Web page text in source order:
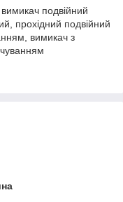
подвійний
прохідний подвійний
вимикач з